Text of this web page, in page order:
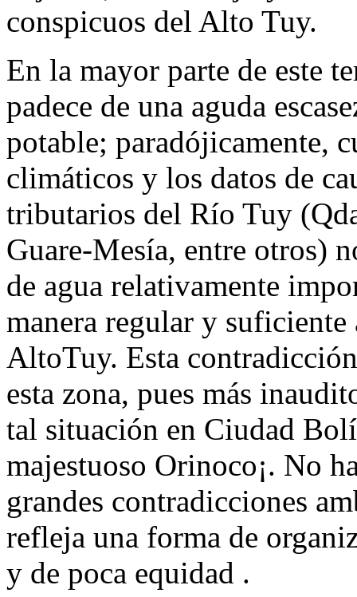
conspicuos del Alto Tuy.
En la mayor parte de este
padece de una aguda
potable; paradójicamente,
climáticos y los datos de
tributarios del Río Tuy
Guare-Mesía, entre otros)
de agua relativamente
manera regular y
AltoTuy. Esta
esta zona, pues más
tal situación en Ciudad
majestuoso Orinoco¡. No
grandes contradicciones
refleja una forma de
y de poca equidad .